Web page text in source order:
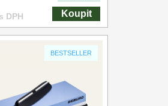
s DPH Koupit
BESTSELLER